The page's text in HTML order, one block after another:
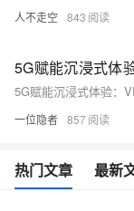
人不走空 843
5G赋能沉浸式体
5G赋能沉浸式体验：
一位隐者 857
热门文章 最新